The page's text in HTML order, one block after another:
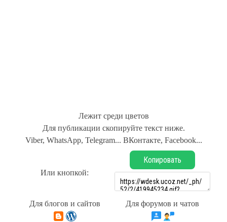
Лежит среди цветов
Для публикации скопируйте текст ниже.
Viber, WhatsApp, Telegram... ВКонтакте, Facebook...
Или кнопкой:
Копировать
Для блогов и сайтов Для форумов и чатов